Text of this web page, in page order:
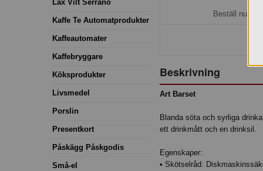
Lax Vilt Serrano
Kaffe Te Automatprodukter
Kaffeautomater
Kaffebryggare
Köksprodukter
Livsmedel
Porslin
Presentkort
Påskägg Påskgodis
Små-el
Beställ nu så
Beskrivning
Art Barset
Blanda söta och syrliga
ett drinkmått och en drinksil.
Egenskaper:
• Skötselråd: